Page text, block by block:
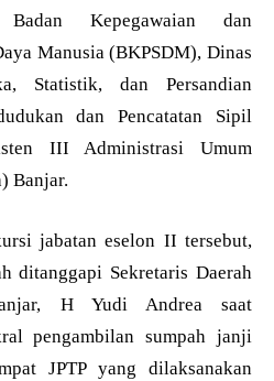
Kepegawaian dan
Manusia (BKPSDM), Dinas
Statistik, dan Persandian
dan Pencatatan Sipil
III Administrasi Umum
Banjar.
jabatan eselon II tersebut,
ditanggapi Sekretaris Daerah
H Yudi Andrea saat
pengambilan sumpah janji
JPTP yang dilaksanakan